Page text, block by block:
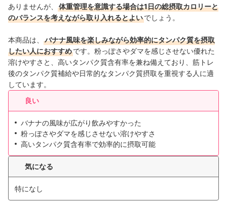
ありませんが、
体重管理を意識する場合は1日の総摂取カロリーと
のバランスを考えながら取り入れるとよいでしょう。
本商品は、
バナナ風味を楽しみながら効率的にタンパク質を摂取
したい人におすすめです。粉っぽさやダマを感じさせない優れた
溶けやすさと、高いタンパク質含有率を兼ね備えており、筋トレ
後のタンパク質補給や日常的なタンパク質摂取を重視する人に適
しています。
良い
バナナの風味が広がり飲みやすかった
粉っぽさやダマを感じさせない溶けやすさ
高いタンパク質含有率で効率的に摂取可能
気になる
特になし